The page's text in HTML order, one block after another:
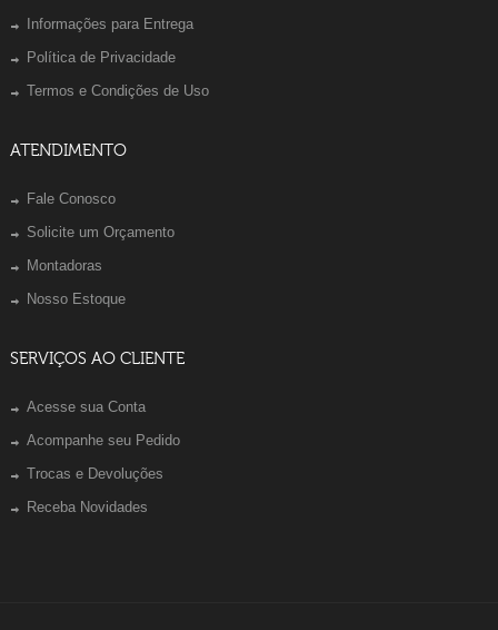
Informações para Entrega
Política de Privacidade
Termos e Condições de Uso
ATENDIMENTO
Fale Conosco
Solicite um Orçamento
Montadoras
Nosso Estoque
SERVIÇOS AO CLIENTE
Acesse sua Conta
Acompanhe seu Pedido
Trocas e Devoluções
Receba Novidades